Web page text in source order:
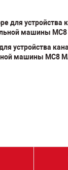
устройства
машины MC8